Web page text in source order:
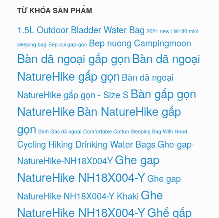
TỪ KHÓA SẢN PHẨM
1.5L Outdoor Bladder Water Bag 2021 new LW180 mini
sleeping bag Bep-cui gap-gon Bep nuong Campingmoon
Bàn dã ngoại gấp gọnBàn dã ngoại
NatureHike gấp gọn Bàn dã ngoại
NatureHike gấp gọn - Size SBàn gấp gọn
NatureHikeBàn NatureHike gấp
gọn Bình Gas dã ngoại Comfortable Cotton Sleeping Bag With Hood
Cycling Hiking Drinking Water BagsGhe-gap-
NatureHike-NH18X004YGhe gap
NatureHike NH18X004-YGhe gap
NatureHike NH18X004-Y Khaki Ghe
NatureHike NH18X004-YGhế gấp